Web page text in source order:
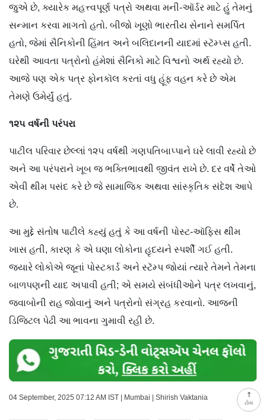
ટોચ
જુએ છે, ક્યારેક મહત્ત્વપૂર્ણ પત્રો અથવા મની-ઑર્ડર માટે હું તેમનું
સન્માન કરવા માગતો હતો. બીજો ખૂણો ભારતીય સેનાને સમર્પિત
હતો, જેમાં સૈનિકોની હિંમત અને બલિદાનની યાદમાં સ્ટૅમ્પ્સ હતી.
ઘરેથી આવતા પત્રોનો હંમેશાં સૈનિકો માટે વિશ્વનો અર્થ રહ્યો છે.
આજે પણ એક પત્ર ફોનકૉલ કરતાં વધુ હૂંફ વહન કરે છે એમ
તેમણે ઉમેર્યું હતું.
૧૨૫ વર્ષની પરંપરા
પાટીલ પરિવાર છેલ્લાં ૧૨૫ વર્ષથી ગણપતિબાપ્પાને ઘરે લાવી રહ્યો છે
અને આ પરંપરાને ખૂબ જ ભક્તિભાવથી જીવંત રાખે છે. દર વર્ષે તેઓ
એવી થીમ પસંદ કરે છે જે સામાજિક અથવા સાંસ્કૃતિક સંદેશ આપે
છે.
આ મુદ્દે સંતોષ પાટીલે કહ્યું હતું કે આ વર્ષની પોસ્ટ-ઑફિસ થીમ
ખાસ હતી, કારણ કે એ ઘણા લોકોના હૃદયને સ્પર્શી ગઈ હતી.
જ્યારે લોકોએ જૂનાં પોસ્ટકાર્ડ અને સ્ટૅમ્પ જોયાં ત્યારે તેમને તેમના
બાળપણની યાદ અપાવી હતી; એ સમયે સંબંધીઓને પત્ર લખવાનું,
જવાબોની રાહ જોવાનું અને પત્રોનો સંગ્રહ કરવાનો. આજની
ડિજિટલ પેઢી આ ભાવના ગુમાવી રહી છે.
04 September, 2025 07:12 AM IST | Mumbai | Shirish Vaktania